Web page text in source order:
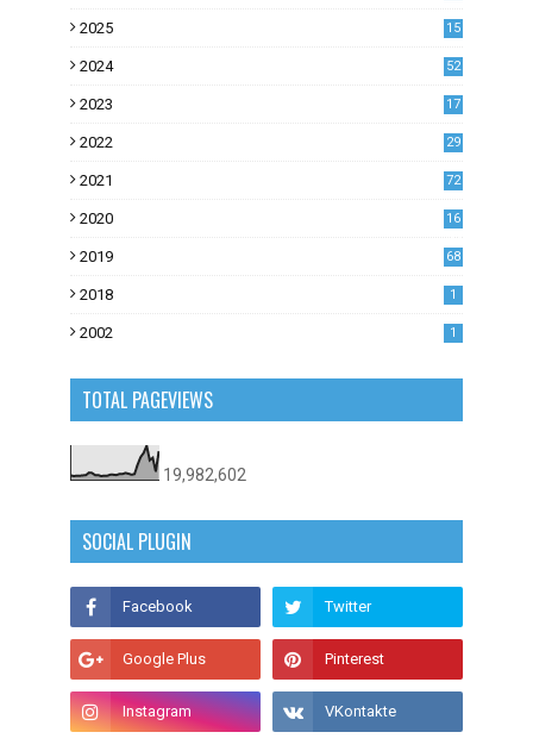
2025 15
2024 52
2023
17
2022
29
2021
72
2020
16
2019
68
2018 1
2002 1
TOTAL PAGEVIEWS
19,982,602
SOCIAL PLUGIN